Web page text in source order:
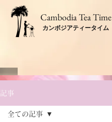
​Cambodia Tea Time
カンボジアティータイム
記事
全ての記事